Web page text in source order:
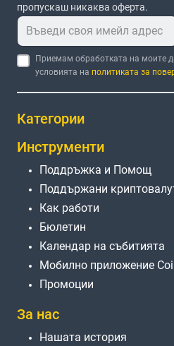
пропускаш никаква оферта.
Приемам обработката на моите
условията на политиката за
Категории
Инструменти
Поддръжка и Помощ
Поддържани
Как работи
Бюлетин
Календар на събитията
Мобилно приложение
Промоции
За нас
Нашата история